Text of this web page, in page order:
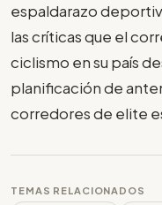
espaldarazo
las críticas que el
ciclismo en su país
planificación de
corredores de elite
TEMAS RELACIONADOS